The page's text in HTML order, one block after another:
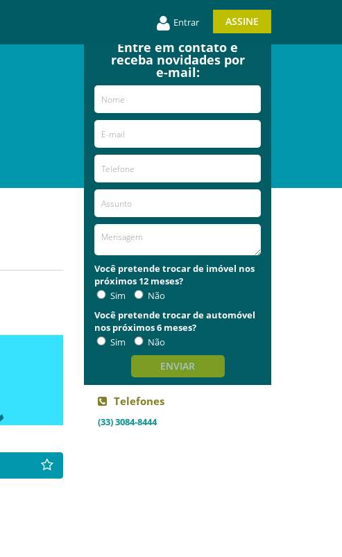
Entrar ASSINE
Entre em contato e
receba novidades por
e-mail:
Você pretende trocar de imóvel nos
próximos 12 meses?
Sim
Não
Você pretende trocar de automóvel
nos próximos 6 meses?
Sim
Não
ENVIAR
Telefones
(33) 3084-8444